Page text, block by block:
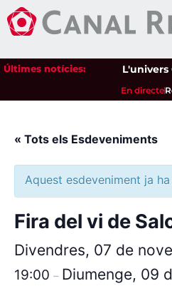
Últimes notícies: L'univers
En directe
« Tots els Esdeveniments
Aquest esdeveniment ja
Fira del vi de
Divendres, 07 de
19:00 – Diumenge, 09